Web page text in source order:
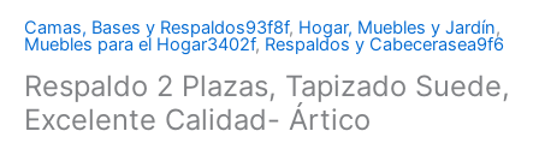
Camas, Bases y Respaldos93f8f, Hogar, Muebles y Jardín,
Muebles para el Hogar3402f, Respaldos y Cabecerasea9f6
Respaldo 2 Plazas, Tapizado Suede,
Excelente Calidad- Ártico